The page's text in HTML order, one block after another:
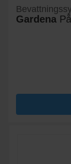
Gardena